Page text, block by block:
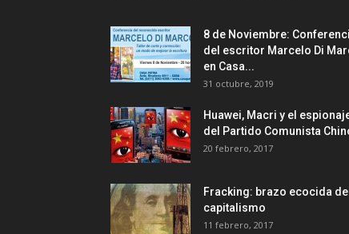
8 de Noviembre:
del escritor Marcelo Di
en Casa...
31 octubre, 2019
Huawei, Macri y el
del Partido Comunista
20 febrero, 2017
Fracking: brazo ecocida del
capitalismo
11 febrero, 2017